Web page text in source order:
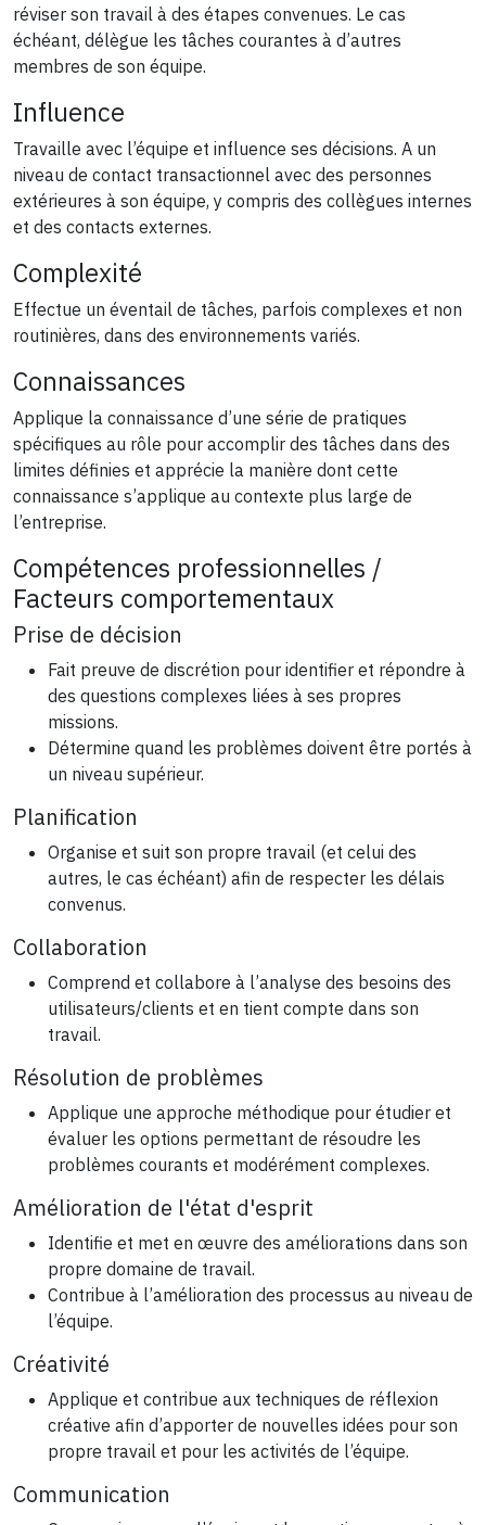
réviser son travail à des étapes convenues. Le cas
échéant, délègue les tâches courantes à d’autres
membres de son équipe.
Influence
Travaille avec l’équipe et influence ses décisions. A un
niveau de contact transactionnel avec des personnes
extérieures à son équipe, y compris des collègues internes
et des contacts externes.
Complexité
Effectue un éventail de tâches, parfois complexes et non
routinières, dans des environnements variés.
Connaissances
Applique la connaissance d’une série de pratiques
spécifiques au rôle pour accomplir des tâches dans des
limites définies et apprécie la manière dont cette
connaissance s’applique au contexte plus large de
l’entreprise.
Compétences professionnelles /
Facteurs comportementaux
Prise de décision
Fait preuve de discrétion pour identifier et répondre à
des questions complexes liées à ses propres
missions.
Détermine quand les problèmes doivent être portés à
un niveau supérieur.
Planification
Organise et suit son propre travail (et celui des
autres, le cas échéant) afin de respecter les délais
convenus.
Collaboration
Comprend et collabore à l’analyse des besoins des
utilisateurs/clients et en tient compte dans son
travail.
Résolution de problèmes
Applique une approche méthodique pour étudier et
évaluer les options permettant de résoudre les
problèmes courants et modérément complexes.
Amélioration de l'état d'esprit
Identifie et met en œuvre des améliorations dans son
propre domaine de travail.
Contribue à l’amélioration des processus au niveau de
l’équipe.
Créativité
Applique et contribue aux techniques de réflexion
créative afin d’apporter de nouvelles idées pour son
propre travail et pour les activités de l’équipe.
Communication